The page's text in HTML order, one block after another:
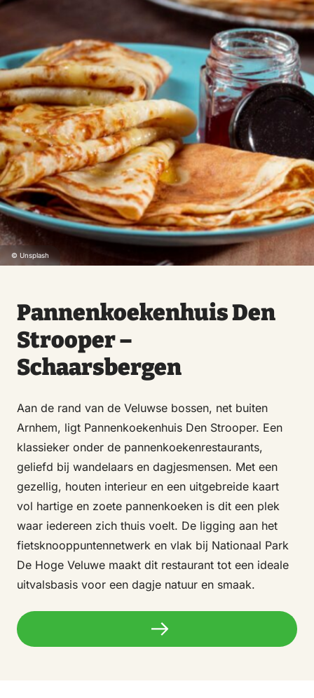
© Unsplash
Pannenkoekenhuis Den
Strooper –
Schaarsbergen
Aan de rand van de Veluwse bossen, net buiten
Arnhem, ligt Pannenkoekenhuis Den Strooper. Een
klassieker onder de pannenkoekenrestaurants,
geliefd bij wandelaars en dagjesmensen. Met een
gezellig, houten interieur en een uitgebreide kaart
vol hartige en zoete pannenkoeken is dit een plek
waar iedereen zich thuis voelt. De ligging aan het
fietsknooppuntennetwerk en vlak bij Nationaal Park
De Hoge Veluwe maakt dit restaurant tot een ideale
uitvalsbasis voor een dagje natuur en smaak.